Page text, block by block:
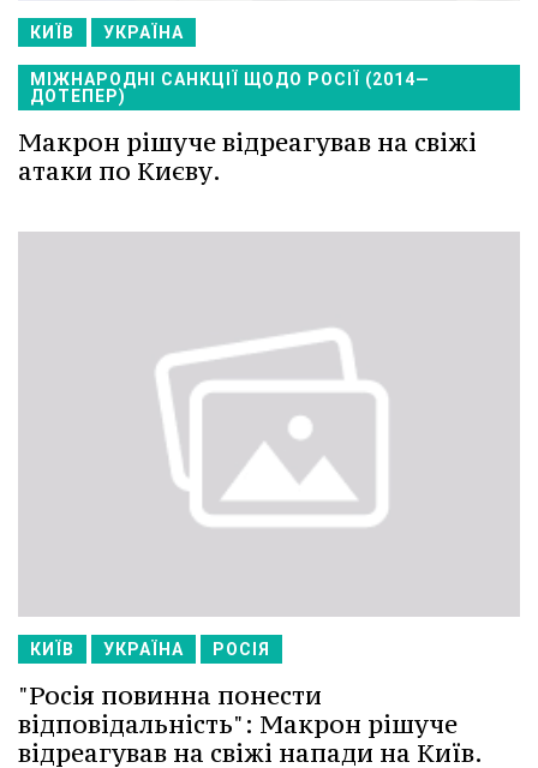
КИЇВ УКРАЇНА
МІЖНАРОДНІ САНКЦІЇ ЩОДО РОСІЇ (2014—
ДОТЕПЕР)
Макрон рішуче відреагував на свіжі
атаки по Києву.
КИЇВ УКРАЇНА РОСІЯ
"Росія повинна понести
відповідальність": Макрон рішуче
відреагував на свіжі напади на Київ.